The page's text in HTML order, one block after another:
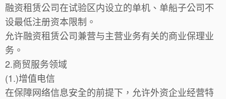
融资租赁公司在试验区内设立的单机、单船子公司不
设最低注册资本限制。
允许融资租赁公司兼营与主营业务有关的商业保理业
务。
2.商贸服务领域
(1.)增值电信
在保障网络信息安全的前提下，允许外资企业经营特